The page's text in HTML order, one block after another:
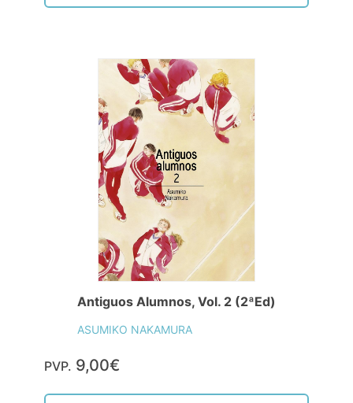
Antiguos Alumnos, Vol. 2 (2ªEd)
ASUMIKO NAKAMURA
PVP. 9,00€